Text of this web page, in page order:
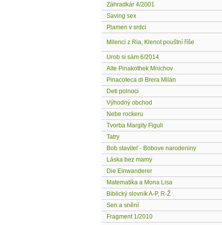
Záhradkár 4/2001
Saving sex
Plamen v srdci
Milenci z Ria, Klenot pouštní říše
Urob si sám 6/2014
Alte Pinakothek Mnichov
Pinacoteca di Brera Milán
Deti polnoci
Výhodný obchod
Nebe rockeru
Tvorba Margity Figuli
Tatry
Bob staviteľ - Bobove narodeniny
Láska bez mamy
Die Einwanderer
Matematika a Mona Lisa
Biblický slovník A-P, R-Ž
Sen a snění
Fragment 1/2010